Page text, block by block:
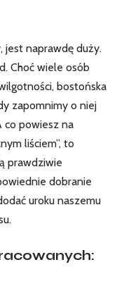
jest naprawdę duży.
​Choć wiele⁢ osób
bostońska
zapomnimy o niej
co powiesz na
liściem”, to
prawdziwie
dobranie
uroku naszemu